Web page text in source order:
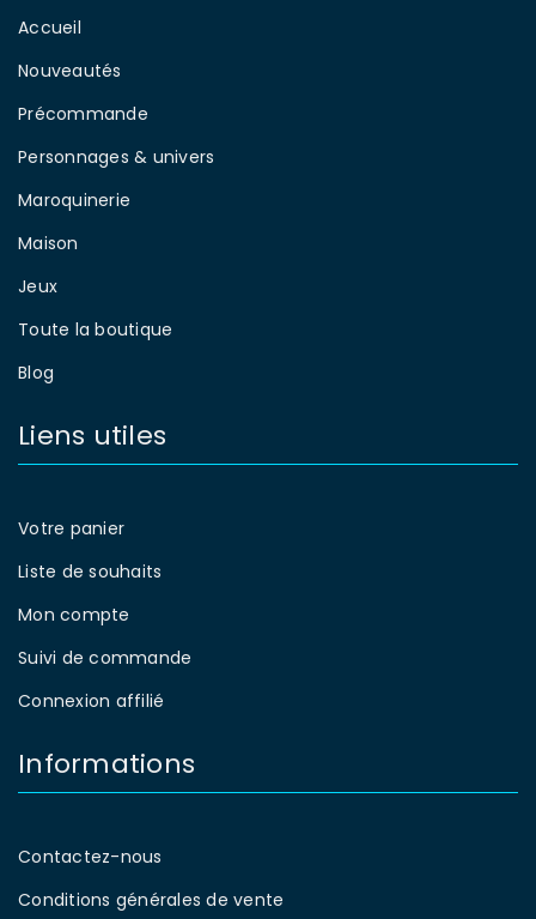
Accueil
Nouveautés
Précommande
Personnages & univers
Maroquinerie
Maison
Jeux
Toute la boutique
Blog
Liens utiles
Votre panier
Liste de souhaits
Mon compte
Suivi de commande
Connexion affilié
Informations
Contactez-nous
Conditions générales de vente